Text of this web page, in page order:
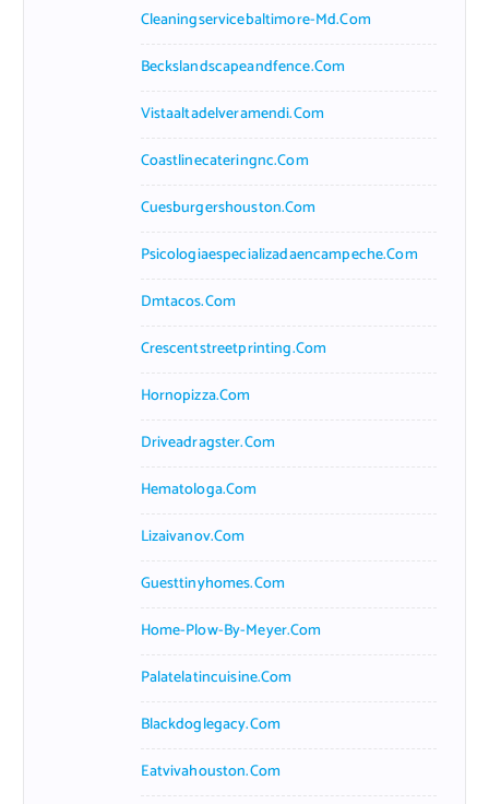
Cleaningservicebaltimore-Md.com
Beckslandscapeandfence.com
Vistaaltadelveramendi.com
Coastlinecateringnc.com
Cuesburgershouston.com
Psicologiaespecializadaencampeche.com
Dmtacos.com
Crescentstreetprinting.com
Hornopizza.com
Driveadragster.com
Hematologa.com
Lizaivanov.com
Guesttinyhomes.com
Home-Plow-By-Meyer.com
Palatelatincuisine.com
Blackdoglegacy.com
Eatvivahouston.com